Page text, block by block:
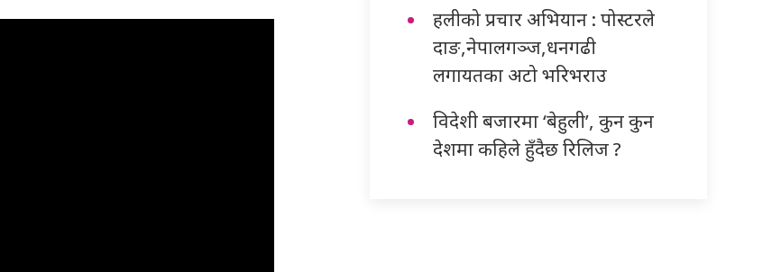
हलीको प्रचार अभियान : पोस्टरले
दाङ,नेपालगञ्ज,धनगढी
लगायतका अटो भरिभराउ
विदेशी बजारमा ‘बेहुली’, कुन कुन
देशमा कहिले हुँदैछ रिलिज ?